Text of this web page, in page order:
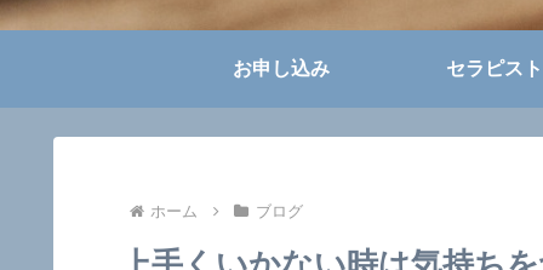
お申し込み セラピスト
ホーム ブログ